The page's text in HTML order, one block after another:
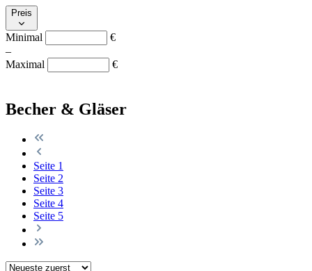
Preis
Minimal
€
–
Maximal
€
Becher & Gläser
Seite 1
Seite 2
Seite 3
Seite 4
Seite 5